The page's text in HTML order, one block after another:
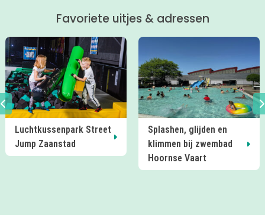
glijbaan)
Favoriete uitjes & adressen
Splashen, glijden en
klimmen bij zwembad
Hoornse Vaart
Zomervakantie bij Huis
van Hilde